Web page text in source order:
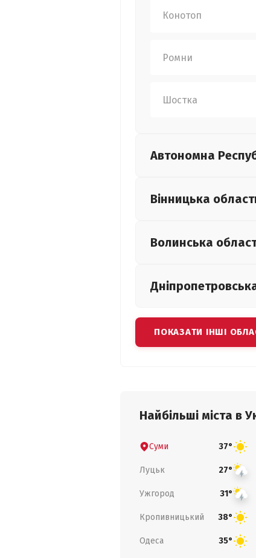
Конотоп
Ромни
Шостка
Автономна
Вінницька
Волинська
ПОКАЗАТИ ІНШІ
Найбільші міста в
Суми 37°
Луцьк 27°
Ужгород 31°
Кропивницький 38°
Одеса 35°